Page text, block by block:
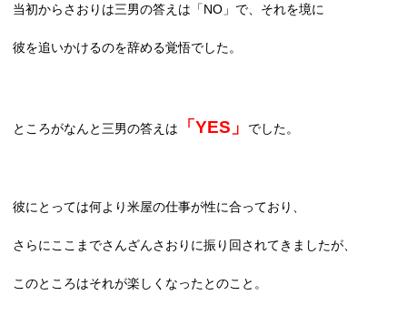
当初からさおりは三男の答えは「NO 」で、それを境に
彼を追いかけるのを辞める覚悟でした。
ところがなんと三男の答えは 「YES 」 でした。
彼にとっては何より米屋の仕事が性に合っており、
さらにここまでさんざんさおりに振り回されてきましたが、
このところはそれが楽しくなったとのこと。